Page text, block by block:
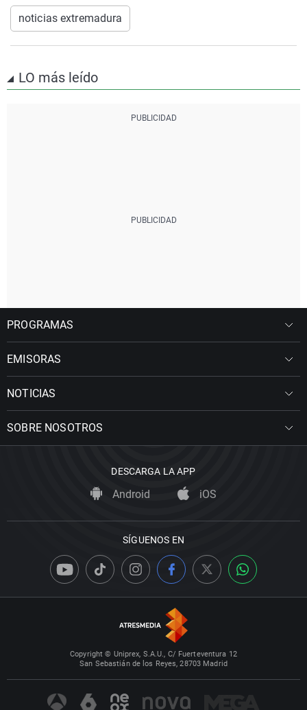
noticias extremadura
LO más leído
PROGRAMAS
EMISORAS
NOTICIAS
SOBRE NOSOTROS
DESCARGA LA APP
Android iOS
SÍGUENOS EN
Copyright © Uniprex, S.A.U., C/ Fuerteventura 12
San Sebastián de los Reyes, 28703 Madrid